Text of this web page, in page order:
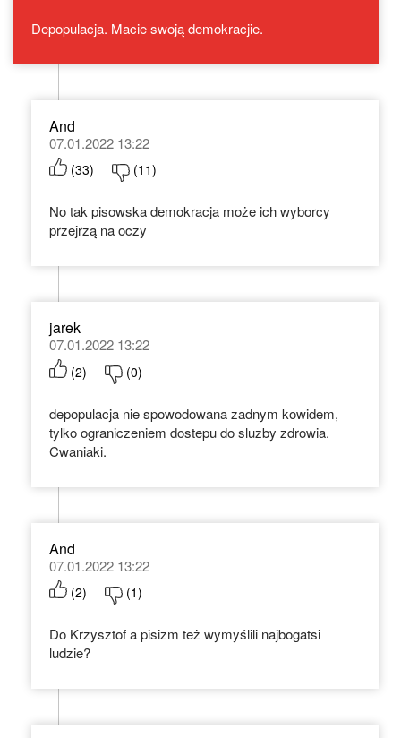
Depopulacja. Macie swoją demokracjie.
And
07.01.2022 13:22
(33) (11)
No tak pisowska demokracja może ich wyborcy
przejrzą na oczy
jarek
07.01.2022 13:22
(2) (0)
depopulacja nie spowodowana zadnym kowidem,
tylko ograniczeniem dostepu do sluzby zdrowia.
Cwaniaki.
And
07.01.2022 13:22
(2) (1)
Do Krzysztof a pisizm też wymyślili najbogatsi
ludzie?